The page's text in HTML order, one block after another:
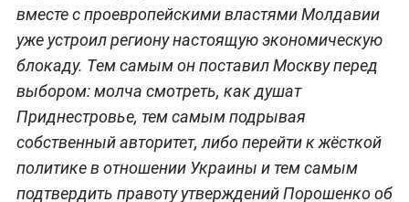
вместе с проевропейскими властями Молдавии
уже устроил региону настоящую экономическую
блокаду. Тем самым он поставил Москву перед
выбором: молча смотреть, как душат
Приднестровье, тем самым подрывая
собственный авторитет, либо перейти к жёсткой
политике в отношении Украины и тем самым
подтвердить правоту утверждений Порошенко об